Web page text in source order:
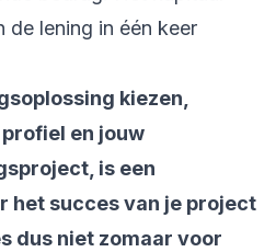
de lening in één keer
kiezen,
en jouw
is een
het succes van je project
dus niet zomaar voor